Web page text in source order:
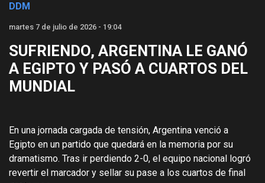
DDM
martes 7 de julio de 2026 - 19:04
SUFRIENDO, ARGENTINA LE GANÓ
A EGIPTO Y PASÓ A CUARTOS DEL
MUNDIAL
En una jornada cargada de tensión, Argentina venció a
Egipto en un partido que quedará en la memoria por su
dramatismo. Tras ir perdiendo 2-0, el equipo nacional logró
revertir el marcador y sellar su pase a los cuartos de final